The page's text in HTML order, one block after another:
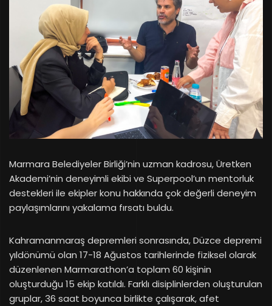
Marmara Belediyeler Birliği’nin uzman kadrosu, Üretken
Akademi’nin deneyimli ekibi ve Superpool’un mentorluk
destekleri ile ekipler konu hakkında çok değerli deneyim
paylaşımlarını yakalama fırsatı buldu.
Kahramanmaraş depremleri sonrasında, Düzce depremi
yıldönümü olan 17-18 Ağustos tarihlerinde fiziksel olarak
düzenlenen Marmarathon’a toplam 60 kişinin
oluşturduğu 15 ekip katıldı. Farklı disiplinlerden oluşturulan
gruplar, 36 saat boyunca birlikte çalışarak, afet